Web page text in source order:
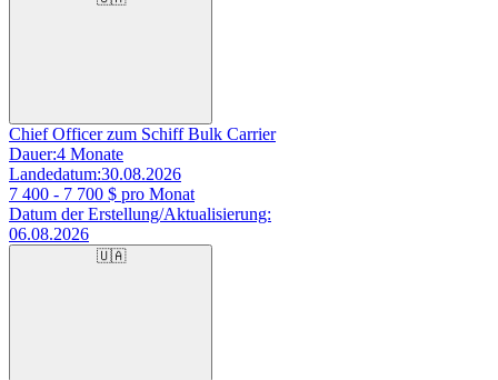
Chief Officer zum Schiff Bulk Carrier
Dauer:4 Monate
Landedatum:30.08.2026
7 400 - 7 700 $ pro Monat
Datum der Erstellung/Aktualisierung:
06.08.2026
🇺🇦